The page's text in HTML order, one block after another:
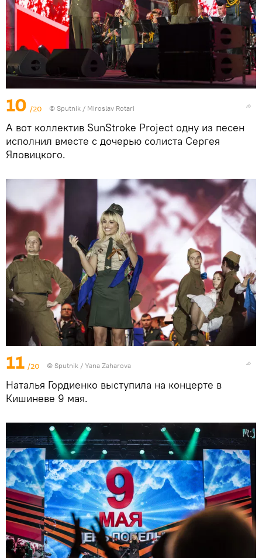
10 /20 © Sputnik / Miroslav Rotari
А вот коллектив SunStroke Project одну из песен
исполнил вместе с дочерью солиста Сергея
Яловицкого.
11 /20 © Sputnik / Yana Zaharova
Наталья Гордиенко выступила на концерте в
Кишиневе 9 мая.